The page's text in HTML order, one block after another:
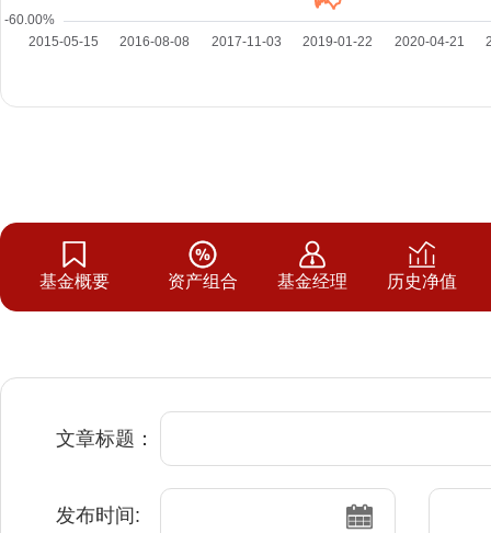
基金概要 资产组合 基金经理 历史净值